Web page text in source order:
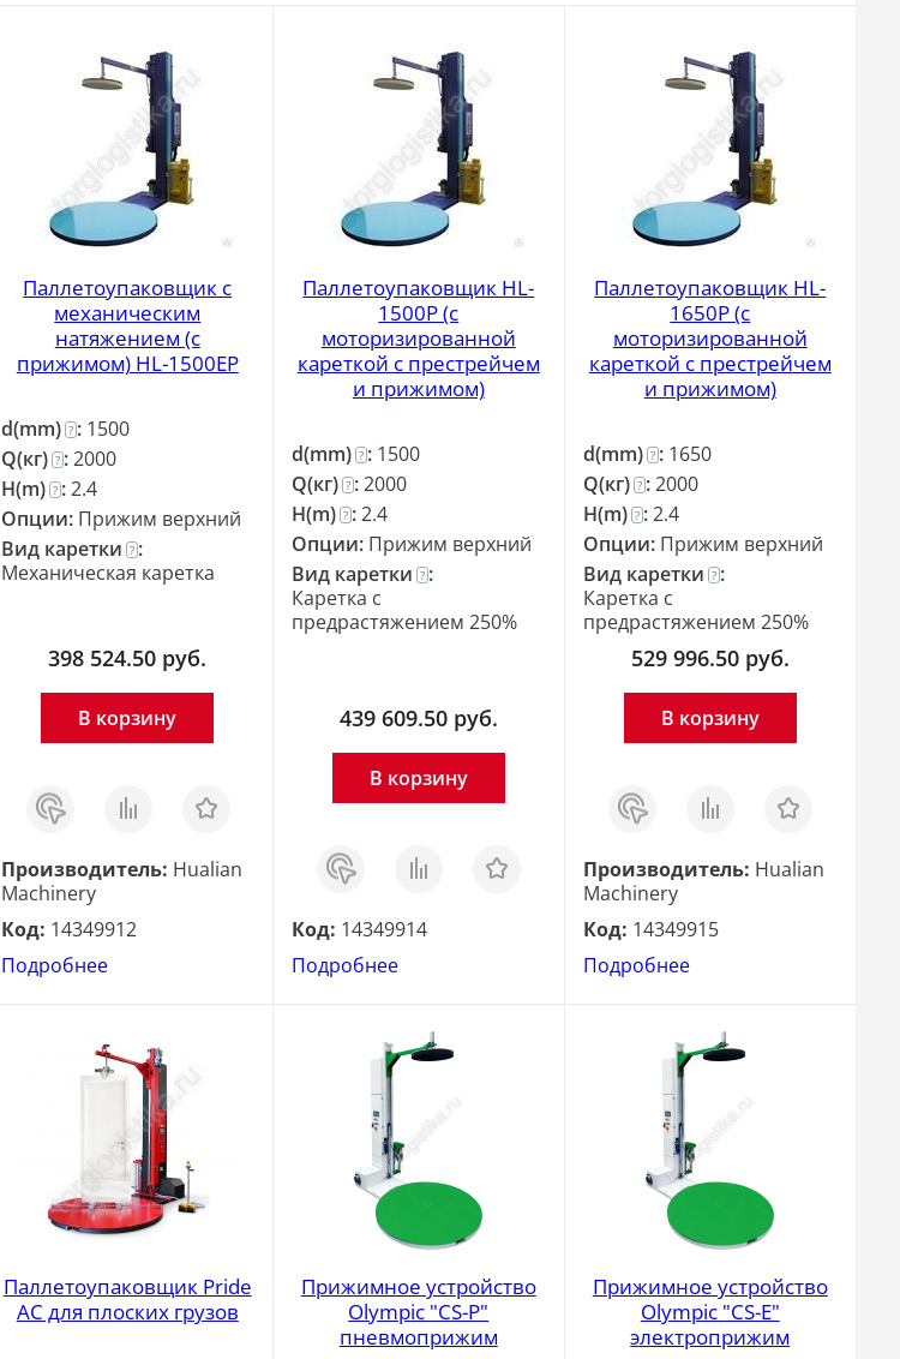
Паллетоупаковщик с
механическим
натяжением (с
прижимом) HL-1500ЕP
d(mm) ? : 1500
Q(кг) ? :2000
H(m) ? :2.4
Опции: Прижим верхний
Вид каретки ? :
Механическая каретка
398 524.50 руб.
В корзину
Заказ
в 1
клик
Сравнить Отложить
Производитель: Hualian
Machinery
Код: 14349912
Подробнее
Паллетоупаковщик HL-
1500P (с
моторизированной
кареткой с престрейчем
и прижимом)
d(mm) ? : 1500
Q(кг) ? :2000
H(m) ? :2.4
Опции: Прижим верхний
Вид каретки ? :
Каретка c
предрастяжением 250%
439 609.50 руб.
В корзину
Заказ
в 1
клик
Сравнить Отложить
Код: 14349914
Подробнее
Паллетоупаковщик HL-
1650P (с
моторизированной
кареткой с престрейчем
и прижимом)
d(mm) ? : 1650
Q(кг) ? :2000
H(m) ? :2.4
Опции: Прижим верхний
Вид каретки ? :
Каретка c
предрастяжением 250%
529 996.50 руб.
В корзину
Заказ
в 1
клик
Сравнить Отложить
Производитель: Hualian
Machinery
Код: 14349915
Подробнее
Паллетоупаковщик Pride
AC для плоских грузов
Прижимное устройство
Olympic "CS-P"
пневмоприжим
Прижимное устройство
Olympic "CS-Е"
электроприжим